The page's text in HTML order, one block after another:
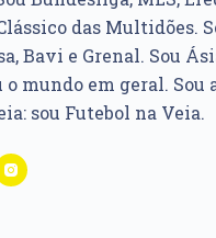
das Multidões.
Bavi e Grenal. Sou
o mundo em geral. Sou
sou Futebol na Veia.